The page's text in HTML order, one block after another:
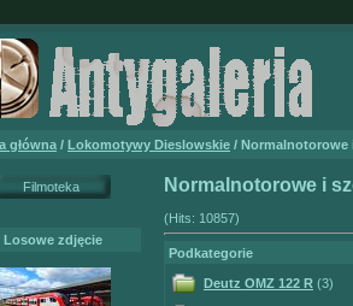
główna / Lokomotywy Dieslowskie /
Filmoteka
Losowe zdjęcie
Normalnotorowe i
(Hits: 10857)
Podkategorie
Deutz OMZ 122 R (3)